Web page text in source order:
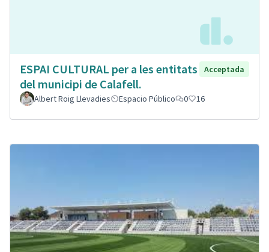
ESPAI CULTURAL per a les entitats
del municipi de Calafell.
Acceptada
Albert Roig Llevadies Espacio Público 0 16